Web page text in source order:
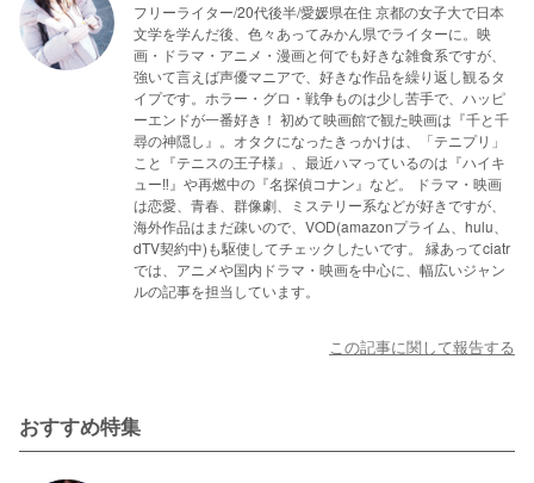
フリーライター/20代後半/愛媛県在住 京都の女子大で日本
文学を学んだ後、色々あってみかん県でライターに。映
画・ドラマ・アニメ・漫画と何でも好きな雑食系ですが、
強いて言えば声優マニアで、好きな作品を繰り返し観るタ
イプです。ホラー・グロ・戦争ものは少し苦手で、ハッピ
ーエンドが一番好き！ 初めて映画館で観た映画は『千と千
尋の神隠し』。オタクになったきっかけは、「テニプリ」
こと『テニスの王子様』、最近ハマっているのは『ハイキ
ュー‼』や再燃中の『名探偵コナン』など。 ドラマ・映画
は恋愛、青春、群像劇、ミステリー系などが好きですが、
海外作品はまだ疎いので、VOD(amazonプライム、hulu、
dTV契約中)も駆使してチェックしたいです。 縁あってciatr
では、アニメや国内ドラマ・映画を中心に、幅広いジャン
ルの記事を担当しています。
この記事に関して報告する
おすすめ特集